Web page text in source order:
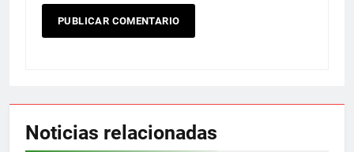
Noticias relacionadas